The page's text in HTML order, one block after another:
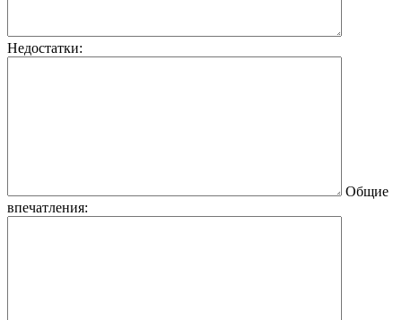
Недостатки:
Общие
впечатления: